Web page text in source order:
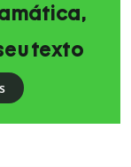
texto